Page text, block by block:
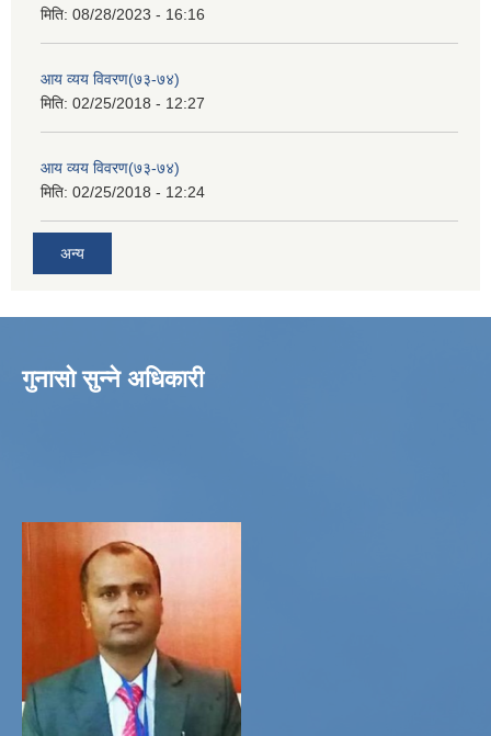
मिति: 08/28/2023 - 16:16
आय व्यय विवरण(७३-७४)
मिति: 02/25/2018 - 12:27
आय व्यय विवरण(७३-७४)
मिति: 02/25/2018 - 12:24
अन्य
गुनासो सुन्ने अधिकारी